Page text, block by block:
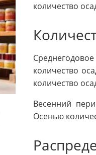
количество
количество
количество
Весенний
Осенью